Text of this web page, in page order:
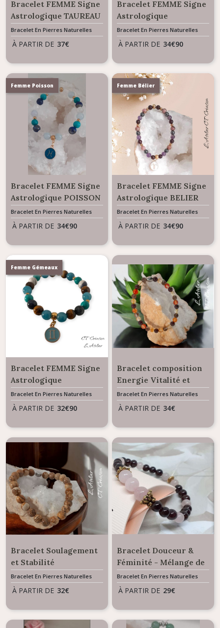
Bracelet FEMME Signe
Astrologique TAUREAU
Bracelet En Pierres Naturelles
À PARTIR DE 37€
Bracelet FEMME Signe
Astrologique
CAPRICORNE
Bracelet En Pierres Naturelles
À PARTIR DE 34€90
Femme Poisson
Bracelet FEMME Signe
Astrologique POISSON
Bracelet En Pierres Naturelles
À PARTIR DE 34€90
Femme Bélier
Bracelet FEMME Signe
Astrologique BELIER
Bracelet En Pierres Naturelles
À PARTIR DE 34€90
Femme Gémeaux
Bracelet FEMME Signe
Astrologique
GEMEAUX
Bracelet En Pierres Naturelles
À PARTIR DE 32€90
Bracelet composition
Energie Vitalité et
Purification - Mélange
de pierres naturelles
Bracelet En Pierres Naturelles
À PARTIR DE 34€
Bracelet Soulagement
et Stabilité
Emotionnelle - Perles
Jaspe du Brésil
Bracelet En Pierres Naturelles
À PARTIR DE 32€
Bracelet Douceur &
Féminité - Mélange de
perles Grenat et
Quartz Rose
Bracelet En Pierres Naturelles
À PARTIR DE 29€